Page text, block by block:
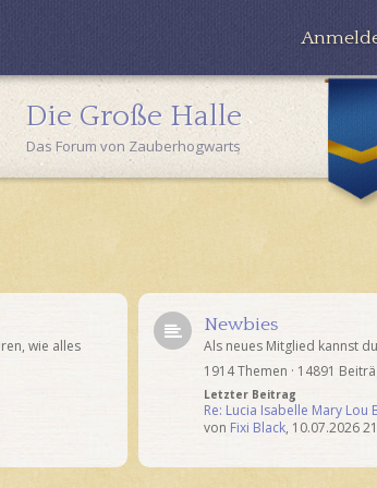
Die Große Halle
Das Forum von Zauberhogwarts
wie alles
Newbies
Als neues Mitglied kannst
1914 Themen · 14891
Letzter Beitrag
Re: Lucia Isabelle Mary Lou
von Fixi Black, 10.07.2026